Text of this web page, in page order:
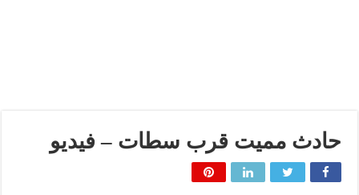
حادث مميت قرب سطات – فيديو